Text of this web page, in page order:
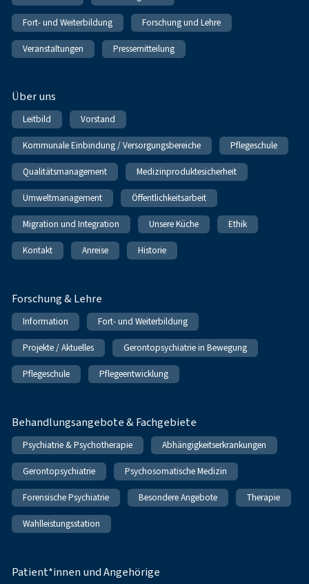
Fort- und Weiterbildung Forschung und Lehre
Veranstaltungen Pressemitteilung
Über uns
Leitbild Vorstand
Kommunale Einbindung / Versorgungsbereiche Pflegeschule
Qualitätsmanagement Medizinproduktesicherheit
Umweltmanagement Öffentlichkeitsarbeit
Migration und Integration Unsere Küche Ethik
Kontakt Anreise Historie
Forschung & Lehre
Information Fort- und Weiterbildung
Projekte / Aktuelles Gerontopsychiatrie in Bewegung
Pflegeschule Pflegeentwicklung
Behandlungsangebote & Fachgebiete
Psychiatrie & Psychotherapie Abhängigkeitserkrankungen
Gerontopsychiatrie Psychosomatische Medizin
Forensische Psychiatrie Besondere Angebote Therapie
Wahlleistungsstation
Patient*innen und Angehörige